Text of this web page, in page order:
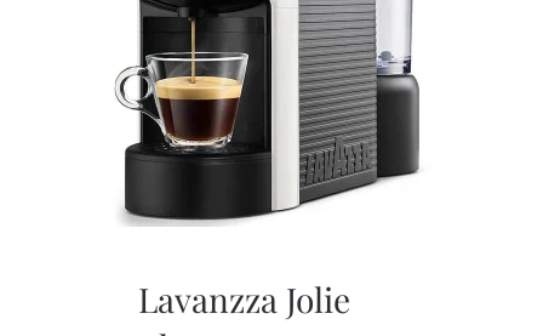
Lavanzza Jolie